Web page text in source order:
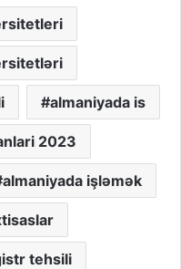
almaniyada is
2023
almaniyada işləmək
tehsili